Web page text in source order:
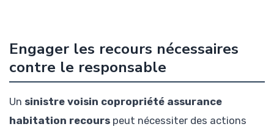
Engager les recours nécessaires
contre le responsable
Un sinistre voisin copropriété assurance
habitation recours peut nécessiter des actions